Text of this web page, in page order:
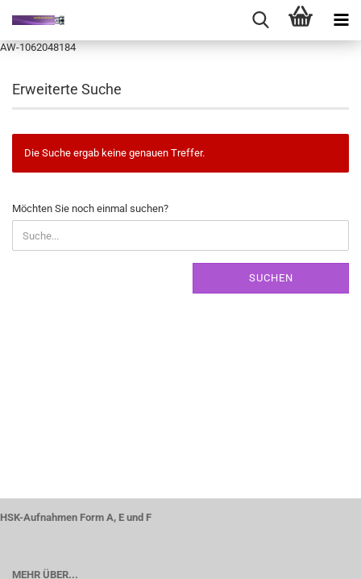
AW-1062048184
Erweiterte Suche
Die Suche ergab keine genauen Treffer.
MÖCHTEN
SIE
NOCH
EINMAL
Möchten Sie noch einmal suchen?
SUCHEN
HSK-Aufnahmen Form A, E und F
MEHR ÜBER...